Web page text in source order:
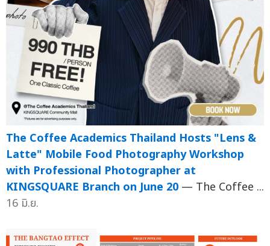
The Coffee Academics Thailand Hosts "Lens &
Latte" Mobile Food Photography Workshop
with Professional Photographer at
KINGSQUARE Branch on June 20 — The Coffee ...
16 มิ.ย.